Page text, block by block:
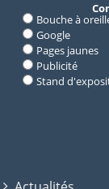
Bouche à
Google
Pages jaunes
Publicité
Stand